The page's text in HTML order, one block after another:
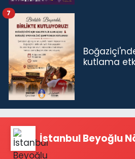
kutlama
7
İstanbul Beyoğlu